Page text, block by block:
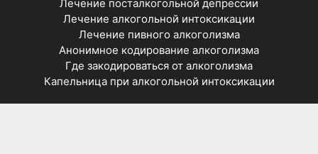
Лечение посталкогольной депрессии
Лечение алкогольной интоксикации
Лечение пивного алкоголизма
Анонимное кодирование алкоголизма
Где закодироваться от алкоголизма
Капельница при алкогольной интоксикации